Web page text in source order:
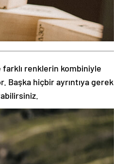
renklerin kombiniyle
Başka hiçbir ayrıntıya gerek